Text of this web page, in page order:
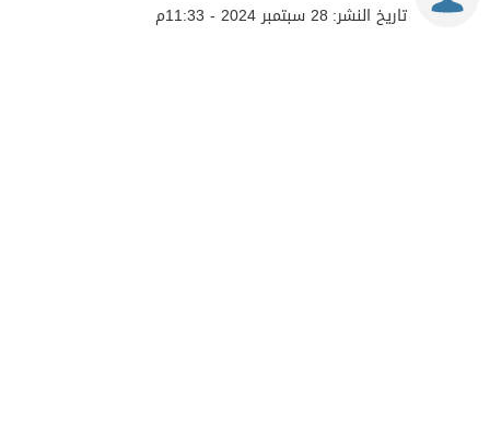
تاريخ النشر: 28 سبتمبر 2024 - 11:33م